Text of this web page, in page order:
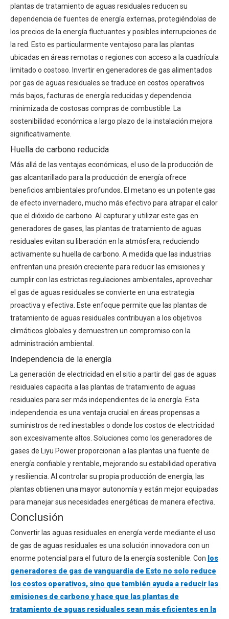
plantas de tratamiento de aguas residuales reducen su
dependencia de fuentes de energía externas, protegiéndolas de
los precios de la energía fluctuantes y posibles interrupciones de
la red. Esto es particularmente ventajoso para las plantas
ubicadas en áreas remotas o regiones con acceso a la cuadrícula
limitado o costoso. Invertir en generadores de gas alimentados
por gas de aguas residuales se traduce en costos operativos
más bajos, facturas de energía reducidas y dependencia
minimizada de costosas compras de combustible. La
sostenibilidad económica a largo plazo de la instalación mejora
significativamente.
Huella de carbono reducida
Más allá de las ventajas económicas, el uso de la producción de
gas alcantarillado para la producción de energía ofrece
beneficios ambientales profundos. El metano es un potente gas
de efecto invernadero, mucho más efectivo para atrapar el calor
que el dióxido de carbono. Al capturar y utilizar este gas en
generadores de gases, las plantas de tratamiento de aguas
residuales evitan su liberación en la atmósfera, reduciendo
activamente su huella de carbono. A medida que las industrias
enfrentan una presión creciente para reducir las emisiones y
cumplir con las estrictas regulaciones ambientales, aprovechar
el gas de aguas residuales se convierte en una estrategia
proactiva y efectiva. Este enfoque permite que las plantas de
tratamiento de aguas residuales contribuyan a los objetivos
climáticos globales y demuestren un compromiso con la
administración ambiental.
Independencia de la energía
La generación de electricidad en el sitio a partir del gas de aguas
residuales capacita a las plantas de tratamiento de aguas
residuales para ser más independientes de la energía. Esta
independencia es una ventaja crucial en áreas propensas a
suministros de red inestables o donde los costos de electricidad
son excesivamente altos. Soluciones como los generadores de
gases de Liyu Power proporcionan a las plantas una fuente de
energía confiable y rentable, mejorando su estabilidad operativa
y resiliencia. Al controlar su propia producción de energía, las
plantas obtienen una mayor autonomía y están mejor equipadas
para manejar sus necesidades energéticas de manera efectiva.
Conclusión
Convertir las aguas residuales en energía verde mediante el uso
de gas de aguas residuales es una solución innovadora con un
enorme potencial para el futuro de la energía sostenible. Con los
generadores de gas de vanguardia de Esto no solo reduce
los costos operativos, sino que también ayuda a reducir las
emisiones de carbono y hace que las plantas de
tratamiento de aguas residuales sean más eficientes en la